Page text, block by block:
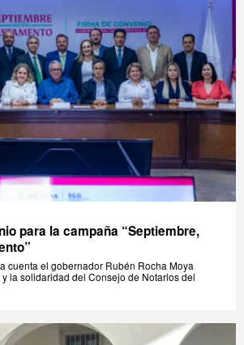
para la campaña “Septiembre,
cuenta el gobernador Rubén Rocha Moya
la solidaridad del Consejo de Notarios del